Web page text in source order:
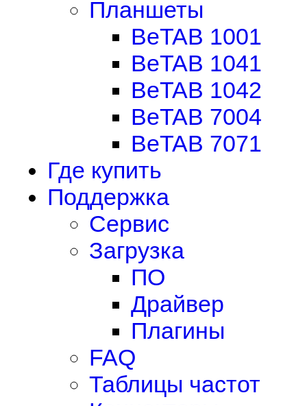
Планшеты
BeTAB 1001
BeTAB 1041
BeTAB 1042
BeTAB 7004
BeTAB 7071
Где купить
Поддержка
Сервис
Загрузка
ПО
Драйвер
Плагины
FAQ
Таблицы частот